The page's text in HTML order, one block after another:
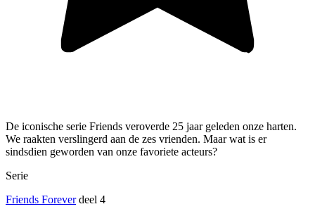
De iconische serie Friends veroverde 25 jaar geleden onze harten.
We raakten verslingerd aan de zes vrienden. Maar wat is er
sindsdien geworden van onze favoriete acteurs?
Serie
Friends Foreverdeel 4